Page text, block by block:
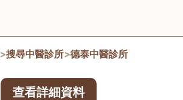
>搜尋中醫診所>德泰中醫診所
查看詳細資料